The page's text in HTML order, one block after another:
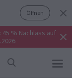
Öffnen
45 % Nachlass auf